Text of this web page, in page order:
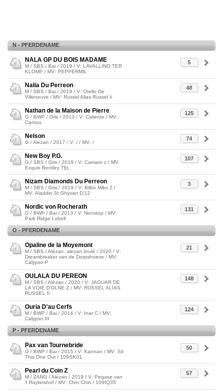
N - PFERDENAME
5
NALA GP DU BOIS MADAME
M / SBS / Bai / 2019 / V: LAVALLINO TER
KLOMP / MV: PEPPERMIL
48
Nalia Du Perreon
M / SBS / Bai / 2019 / V: Otello De
Villeneuve / MV: Russel Alias Russel Ii
125
Nathan de la Maison de Pierre
G / BWP / Gris / 2013 / V: Caliente / MV:
Cantus
74
Nelson
G / Alezan / 2017 / V: / / MV: /
107
New Boy P.G.
G / SBS / Gris / 2019 / V: Camaro z / MV:
Exquis Bentley T§L
3
Nizam Diamonds Du Perreon
M / SBS / Gris / 2019 / V: Bilbo M&o Z /
MV: Aladdin St Ghyvan D'12
131
Nordic von Rocherath
G / BWP / Bai / 2013 / V: Nonstop / MV:
Park Ridge Lobell
O - PFERDENAME
21
Opaline de la Moyemont
M / SBS / Alézan, alezan brulé / 2020 / V:
Dreambreaker van de Dorpshoeve / MV:
Calypso-P
148
OULALA DU PEREON
M / SBS / Alézan / 2020 / V: JAGUAR DE
LA VOIE D'OLNE Z / MV: RUSSEL ALIAS
RUSSEL II
124
Ouria D'au Cerfs
M / BWP / Bai / 2014 / V: Inar C / MV:
Calypso III
P - PFERDENAME
50
Pax van Tournebride
G / BWP / Bai / 2015 / V: Kannan / MV: Sit
This One Out / 109SK01
57
Pearl du Coin Z
M / ZANG / Alézan / 2019 / V: Pegase van
't Ruytershof / MV: Chin Chin / 109IQ35